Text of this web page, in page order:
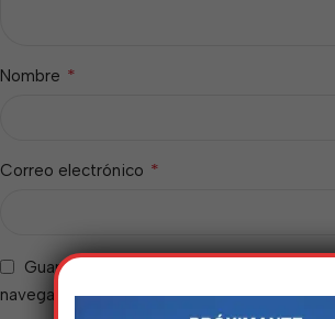
Nombre *
Correo electrónico *
Guarda mi nombre, correo electrónico y
navegador para la próxima vez que